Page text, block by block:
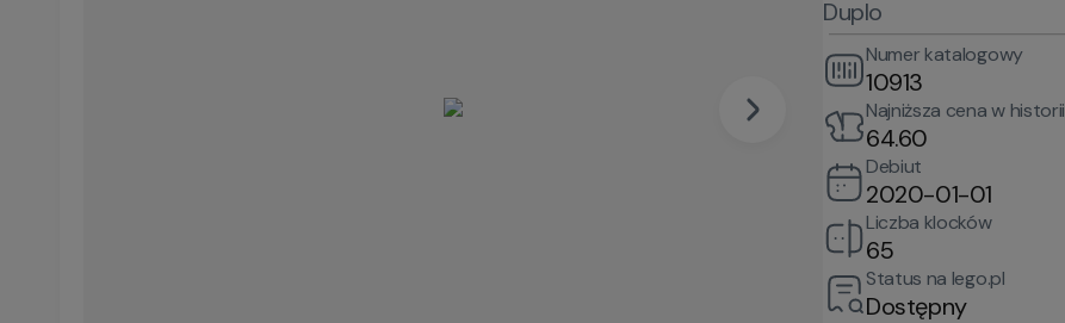
Duplo
Numer katalogowy
10913
Najniższa cena w historii
64.60
Debiut
2020-01-01
Liczba klocków
65
Status na lego.pl
Dostępny